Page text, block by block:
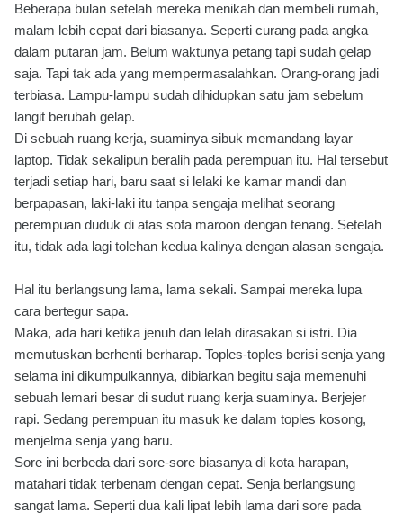
Beberapa bulan setelah mereka menikah dan membeli rumah,
malam lebih cepat dari biasanya. Seperti curang pada angka
dalam putaran jam. Belum waktunya petang tapi sudah gelap
saja. Tapi tak ada yang mempermasalahkan. Orang-orang jadi
terbiasa. Lampu-lampu sudah dihidupkan satu jam sebelum
langit berubah gelap.
Di sebuah ruang kerja, suaminya sibuk memandang layar
laptop. Tidak sekalipun beralih pada perempuan itu. Hal tersebut
terjadi setiap hari, baru saat si lelaki ke kamar mandi dan
berpapasan, laki-laki itu tanpa sengaja melihat seorang
perempuan duduk di atas sofa maroon dengan tenang. Setelah
itu, tidak ada lagi tolehan kedua kalinya dengan alasan sengaja.
Hal itu berlangsung lama, lama sekali. Sampai mereka lupa
cara bertegur sapa.
Maka, ada hari ketika jenuh dan lelah dirasakan si istri. Dia
memutuskan berhenti berharap. Toples-toples berisi senja yang
selama ini dikumpulkannya, dibiarkan begitu saja memenuhi
sebuah lemari besar di sudut ruang kerja suaminya. Berjejer
rapi. Sedang perempuan itu masuk ke dalam toples kosong,
menjelma senja yang baru.
Sore ini berbeda dari sore-sore biasanya di kota harapan,
matahari tidak terbenam dengan cepat. Senja berlangsung
sangat lama. Seperti dua kali lipat lebih lama dari sore pada